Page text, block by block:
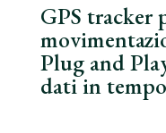
GPS tracker
Plug and
dati in